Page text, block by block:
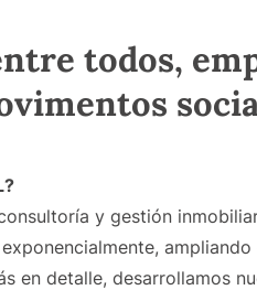
todos,
y gestión
en detalle, desarrollamos